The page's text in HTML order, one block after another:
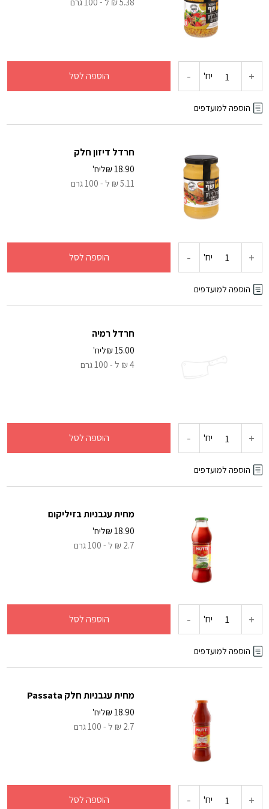
5.38 ₪ ל - 100 גרם
+ כמות
של
גרגירים
יח' - הוספה לסל
הוספה למועדפים
חרדל דיזון חלק
₪18.90
ליח'
5.11 ₪ ל - 100 גרם
+ כמות
של
יח' - הוספה לסל
הוספה למועדפים
חרדל רמיה
₪ 15.00
ליח'
4 ₪ ל - 100 גרם
+ כמות
של
יח' - הוספה לסל
הוספה למועדפים
מחית עגבניות בזיליקום
₪18.90
ליח'
2.7 ₪ ל - 100 גרם
+ כמות
של
יח' - הוספה לסל
הוספה למועדפים
מחית עגבניות חלק Passata
₪ 18.90
ליח'
2.7 ₪ ל - 100 גרם
+ כמות יח' - הוספה לסל